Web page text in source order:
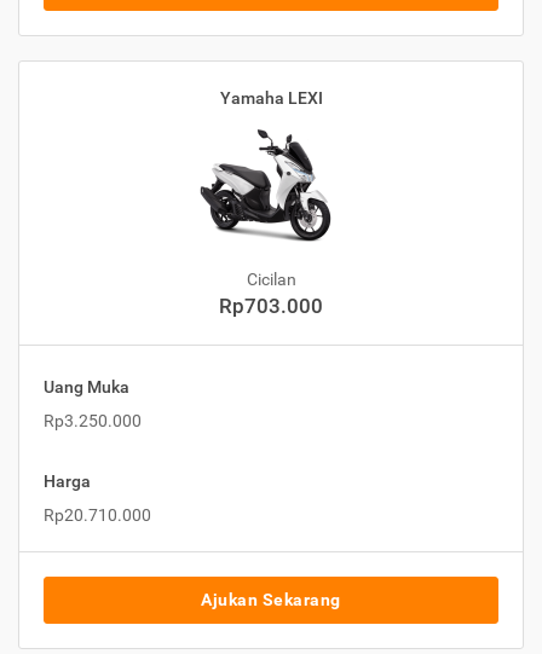
Yamaha LEXI
Cicilan
Rp703.000
Uang Muka
Rp3.250.000
Harga
Rp20.710.000
Ajukan Sekarang